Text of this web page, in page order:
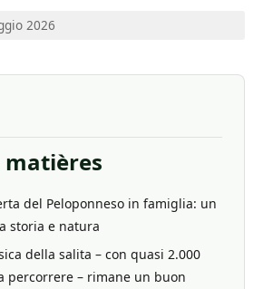
2026
matières
del Peloponneso in famiglia: un
storia e natura
della salita – con quasi 2.000
percorrere – rimane un buon